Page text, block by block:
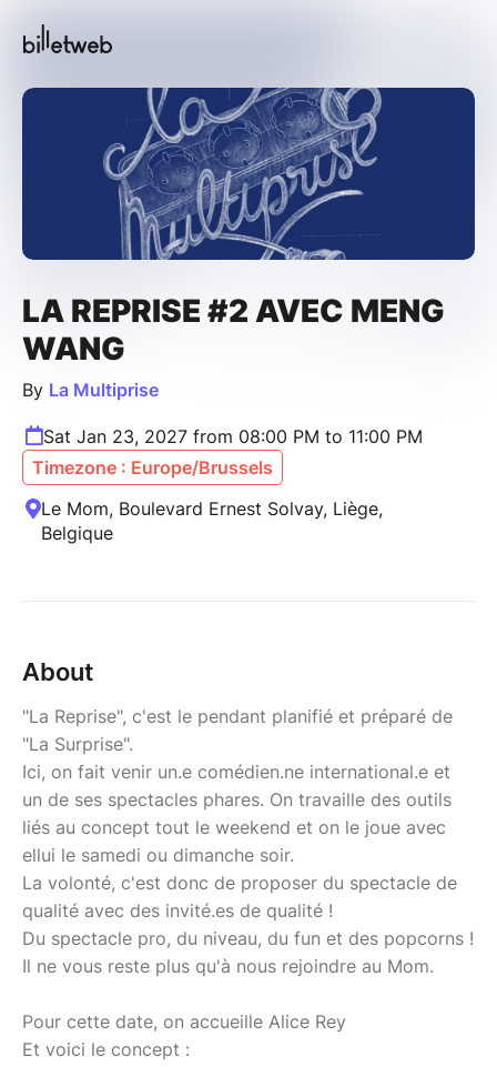
LA REPRISE #2 AVEC MENG
WANG
By La Multiprise
Sat Jan 23, 2027 from 08:00 PM to 11:00 PM
Timezone : Europe/Brussels
Le Mom, Boulevard Ernest Solvay, Liège,
Belgique
About
"La Reprise", c'est le pendant planifié et préparé de
"La Surprise".
Ici, on fait venir un.e comédien.ne international.e et
un de ses spectacles phares. On travaille des outils
liés au concept tout le weekend et on le joue avec
ellui le samedi ou dimanche soir.
La volonté, c'est donc de proposer du spectacle de
qualité avec des invité.es de qualité !
Du spectacle pro, du niveau, du fun et des popcorns !
Il ne vous reste plus qu'à nous rejoindre au Mom.
Pour cette date, on accueille Alice Rey
Et voici le concept :